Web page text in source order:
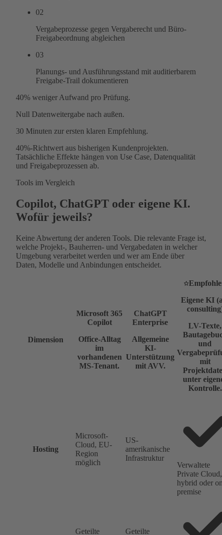
02
Vergabeprozesse gegen Vergaberecht und Büro-
Freigabeordnung abgleichen
03
Planungs- und Ausführungsstand mit auditierbarem
Freigabe-Trail dokumentieren
40% weniger Aufwand pro Prüfung.
Null Datenweitergabe nach außen.
30 Minuten zur ersten klaren Empfehlung.
40%-Richtwert aus bisherigen Kundenprojekten.
Tatsächliche Effekte hängen von Use Case, Datenqualität
und Freigabeprozessen ab.
Tools im Vergleich
Copilot, ChatGPT oder eigene KI.
Wofür jeweils?
Keine Abwertung der anderen Tools. Die relevante Frage ist,
welche Projekt-, Bauherren- und Vergabedaten in welcher
Umgebung verarbeitet werden und wer am Ende über
Daten, Modelle und Anbindungen entscheidet.
Dimension
Microsoft 365
Copilot
Office-Alltag
im
vorhandenen
MS-Tenant.
ChatGPT
Enterprise
Allgemeine
KI-
Unterstützung
mit AVV.
Eigene KI
LV-Texte,
und
mit
unter
Kontrolle.
Hosting
Microsoft-
Cloud, EU-
Region
möglich
US-
amerikanische
Infrastruktur
Verwaltete
Private Cloud,
hybrid oder
premise
Geteilte Geteilte